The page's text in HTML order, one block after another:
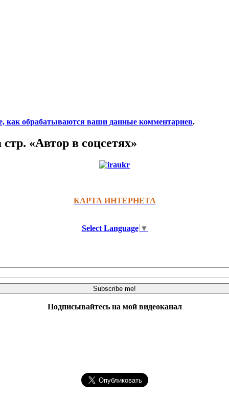
как обрабатываются ваши данные комментариев.
«Автор в соцсетях»
КАРТА ИНТЕРНЕТА
Select Language ▼
Подписывайтесь на мой видеоканал